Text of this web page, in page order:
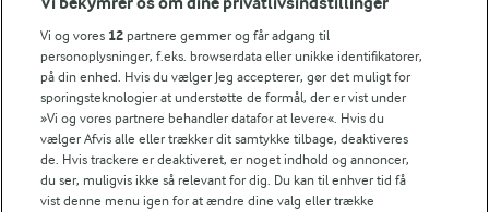
Årsrapport
FarmAhead™ Check rapport
Andelshaverinfo: Mælkepris
Fødevarestyrelsens smiley-rapporter for Arla Foods
Fødevarestyrelsens smiley-rapporter for Jörd
Fødevarestyrelsens smiley-rapporter for Lurpak PB
Vi og vores 12 partnere gemmer og får adgang til
personoplysninger, f.eks. browserdata eller unikke identifikatorer,
på din enhed. Hvis du vælger Jeg accepterer, gør det muligt for
sporingsteknologier at understøtte de formål, der er vist under
»Vi og vores partnere behandler datafor at levere«. Hvis du
vælger Afvis alle eller trækker dit samtykke tilbage, deaktiveres
de. Hvis trackere er deaktiveret, er noget indhold og annoncer,
du ser, muligvis ikke så relevant for dig. Du kan til enhver tid få
vist denne menu igen for at ændre dine valg eller trække